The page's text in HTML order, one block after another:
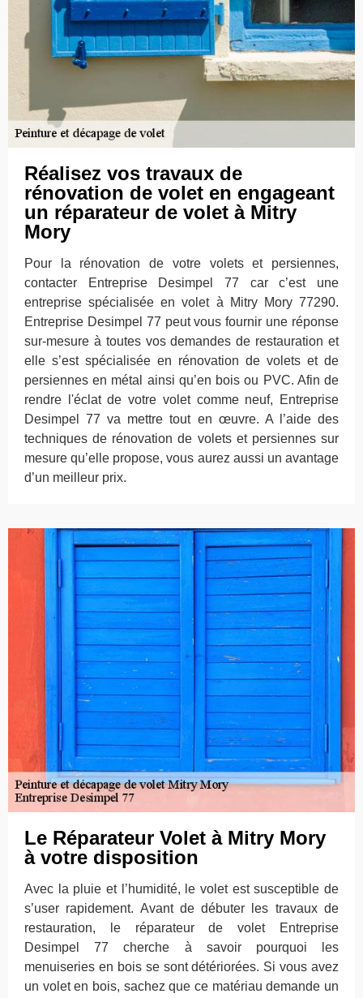
Réalisez vos travaux de
rénovation de volet en engageant
un réparateur de volet à Mitry
Mory
Pour la rénovation de votre volets et persiennes,
contacter Entreprise Desimpel 77 car c’est une
entreprise spécialisée en volet à Mitry Mory 77290.
Entreprise Desimpel 77 peut vous fournir une réponse
sur-mesure à toutes vos demandes de restauration et
elle s’est spécialisée en rénovation de volets et de
persiennes en métal ainsi qu’en bois ou PVC. Afin de
rendre l'éclat de votre volet comme neuf, Entreprise
Desimpel 77 va mettre tout en œuvre. A l’aide des
techniques de rénovation de volets et persiennes sur
mesure qu’elle propose, vous aurez aussi un avantage
d’un meilleur prix.
Le Réparateur Volet à Mitry Mory
à votre disposition
Avec la pluie et l’humidité, le volet est susceptible de
s’user rapidement. Avant de débuter les travaux de
restauration, le réparateur de volet Entreprise
Desimpel 77 cherche à savoir pourquoi les
menuiseries en bois se sont détériorées. Si vous avez
un volet en bois, sachez que ce matériau demande un